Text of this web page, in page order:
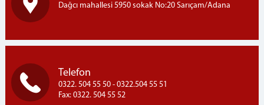
Dağcı mahallesi 5950 sokak No:20 Sarıçam/Adana
Telefon
0322. 504 55 50 - 0322.504 55 51
Fax: 0322. 504 55 52